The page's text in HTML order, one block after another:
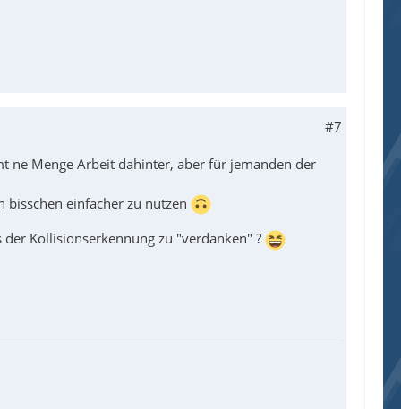
#7
ne Menge Arbeit dahinter, aber für jemanden der
bisschen einfacher zu nutzen
Kollisionserkennung zu "verdanken" ?